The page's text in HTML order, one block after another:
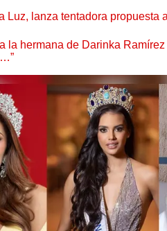
Luz, lanza tentadora propuesta
la hermana de Darinka